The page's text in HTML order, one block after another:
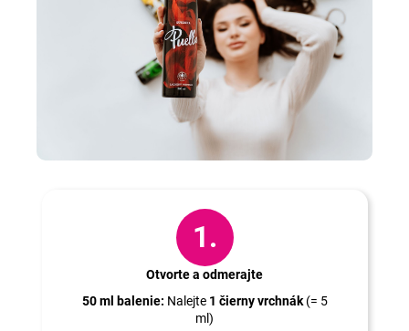
Ako na to?
1.
Otvorte a odmerajte
50 ml balenie: Nalejte 1 čierny vrchnák(= 5
ml)